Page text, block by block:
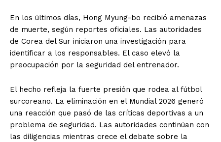
En los últimos días, Hong Myung-bo recibió amenazas
de muerte, según reportes oficiales. Las autoridades
de Corea del Sur iniciaron una investigación para
identificar a los responsables. El caso elevó la
preocupación por la seguridad del entrenador.
El hecho refleja la fuerte presión que rodea al fútbol
surcoreano. La eliminación en el Mundial 2026 generó
una reacción que pasó de las críticas deportivas a un
problema de seguridad. Las autoridades continúan con
las diligencias mientras crece el debate sobre la